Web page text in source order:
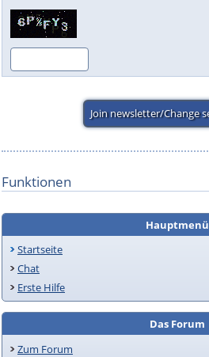
Funktionen
Hauptmenü
Startseite
Chat
Erste Hilfe
Das Forum
Zum Forum